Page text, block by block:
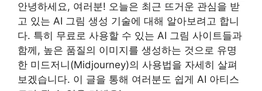
안녕하세요, 여러분! 오늘은 최근 뜨거운 관심을 받
고 있는 AI 그림 생성 기술에 대해 알아보려고 합니
다. 특히 무료로 사용할 수 있는 AI 그림 사이트들과
함께, 높은 품질의 이미지를 생성하는 것으로 유명
한 미드저니(Midjourney)의 사용법을 자세히 살펴
보겠습니다. 이 글을 통해 여러분도 쉽게 AI 아티스